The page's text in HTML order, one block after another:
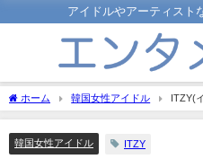
アイドルやアーティスト
ホーム 韓国女性アイドル
ITZY(
は未定だがファンの反応は？
韓国女性アイドル ITZY